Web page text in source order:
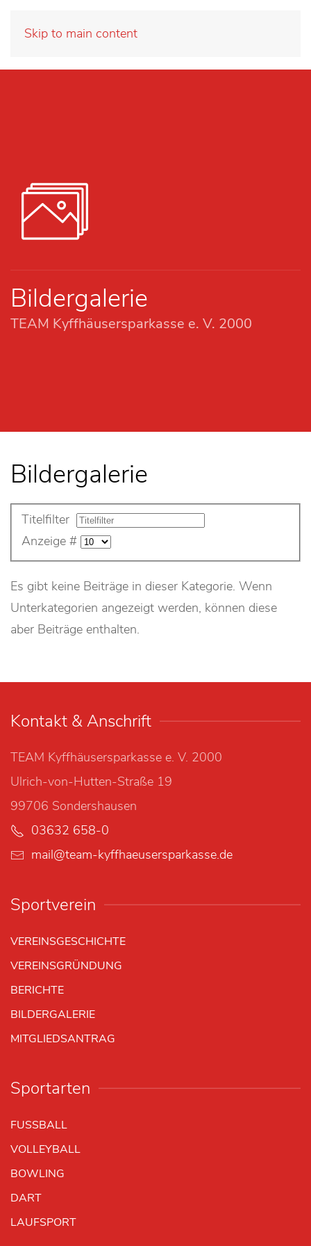
Skip to main content
Bildergalerie
TEAM Kyffhäusersparkasse e. V. 2000
Bildergalerie
Titelfilter
Anzeige #
Es gibt keine Beiträge in dieser Kategorie. Wenn
Unterkategorien angezeigt werden, können diese
aber Beiträge enthalten.
Kontakt & Anschrift
TEAM Kyffhäusersparkasse e. V. 2000
Ulrich-von-Hutten-Straße 19
99706 Sondershausen
03632 658-0
mail@team-kyffhaeusersparkasse.de
Sportverein
VEREINSGESCHICHTE
VEREINSGRÜNDUNG
BERICHTE
BILDERGALERIE
MITGLIEDSANTRAG
Sportarten
FUSSBALL
VOLLEYBALL
BOWLING
DART
LAUFSPORT